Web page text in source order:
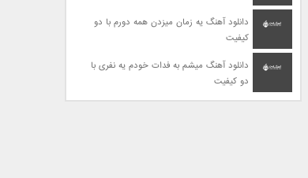
دانلود آهنگ یه زمان میزدن همه دورم با دو
کیفیت
دانلود آهنگ میشم به فدات خودم یه نفری با
دو کیفیت